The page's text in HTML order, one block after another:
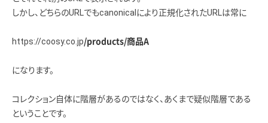
しかし、どちらのURLでもcanonicalにより正規化されたURLは常に
https://coosy.co.jp/products/商品A
になります。
コレクション自体に階層があるのではなく、あくまで疑似階層である
ということです。